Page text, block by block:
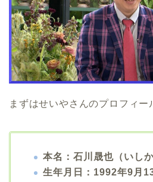
まずはせいやさんのプロフィー
本名：石川晟也（いし
生年月日：1992年9月